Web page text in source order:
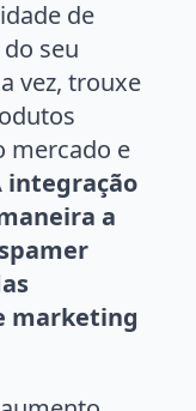
de
seu
vez, trouxe
mercado e
integração
a
marketing